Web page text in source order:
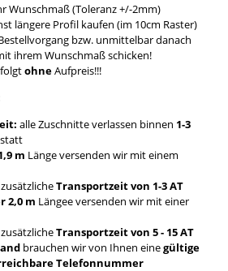
Wunschmaß (Toleranz +/-2mm)
längere Profil kaufen (im 10cm Raster)
bzw. unmittelbar danach
ihrem Wunschmaß schicken!
ohneAufpreis!!!
alle Zuschnitte verlassen binnen 1-3
m Länge versenden wir mit einem
Transportzeit von 1-3 AT
2,0 m Längee versenden wir mit einer
Transportzeit von 5 - 15 AT
brauchen wir von Ihnen einegültige
Telefonnummer